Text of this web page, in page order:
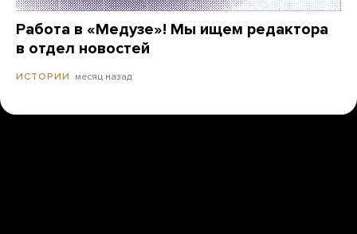
Работа в «Медузе»! Мы ищем редактора
в отдел новостей
ИСТОРИИ месяц назад